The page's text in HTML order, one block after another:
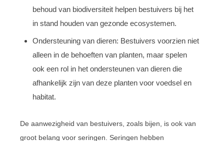
behoud van biodiversiteit helpen bestuivers bij het
in stand houden van gezonde ecosystemen.
Ondersteuning van dieren: Bestuivers voorzien niet
alleen in de behoeften van planten, maar spelen
ook een rol in het ondersteunen van dieren die
afhankelijk zijn van deze planten voor voedsel en
habitat.
De aanwezigheid van bestuivers, zoals bijen, is ook van
groot belang voor seringen. Seringen hebben